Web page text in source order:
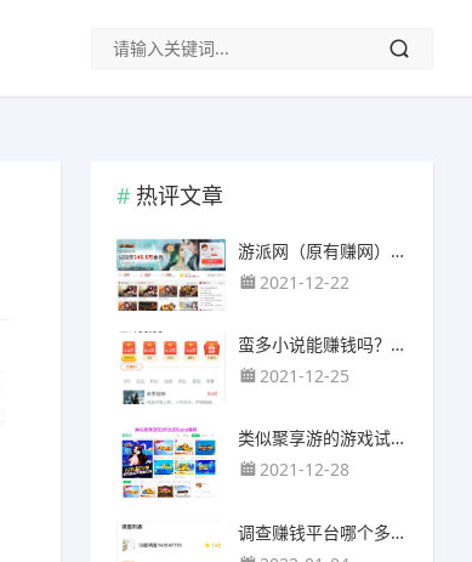
热评文章
游派网（原有赚网），主要以试玩游戏赚钱为主
2021-12-22
蛮多小说能赚钱吗？送的100元能提现靠谱吗？
2021-12-25
类似聚享游的游戏试玩app（平台）推荐
2021-12-28
调查赚钱平台哪个多？哪个调查网站正规靠谱？